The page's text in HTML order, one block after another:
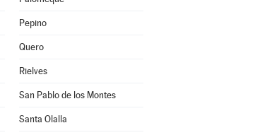
Pepino
Quero
Rielves
San Pablo de los Montes
Santa Olalla